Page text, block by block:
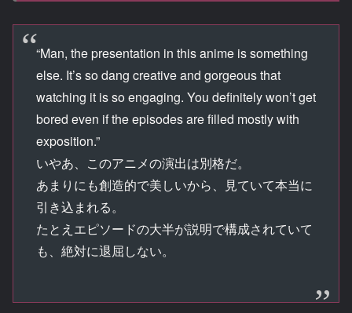
“Man, the presentation in this anime is something
else. It’s so dang creative and gorgeous that
watching it is so engaging. You definitely won’t get
bored even if the episodes are filled mostly with
exposition.”
いやあ、このアニメの演出は別格だ。
あまりにも創造的で美しいから、見ていて本当に
引き込まれる。
たとえエピソードの大半が説明で構成されていて
も、絶対に退屈しない。